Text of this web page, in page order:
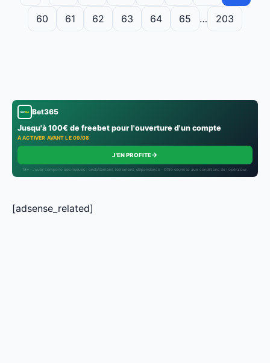
60 61 62 63 64 65 … 203
Bet365
Jusqu'à 100€ de freebet pour l'ouverture d'un compte
À ACTIVER AVANT LE 09/08
J'EN PROFITE→
18+ · Jouer comporte des risques : endettement, isolement, dépendance · Offre soumise aux conditions de l’opérateur.
[adsense_related]